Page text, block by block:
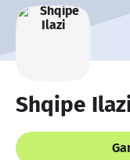
Shqipe